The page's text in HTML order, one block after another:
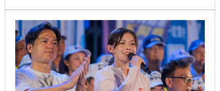
眾黨兩者相加多出一截。